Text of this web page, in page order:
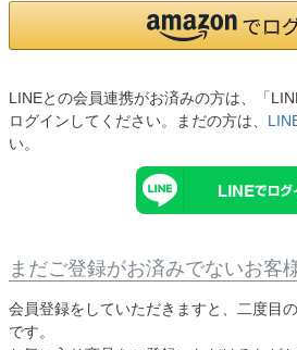
LINEとの会員連携がお済みの方は、「
ログインしてください。まだの方は、
い。
まだご登録がお済みでないお客
会員登録をしていただきますと、二度目
です。